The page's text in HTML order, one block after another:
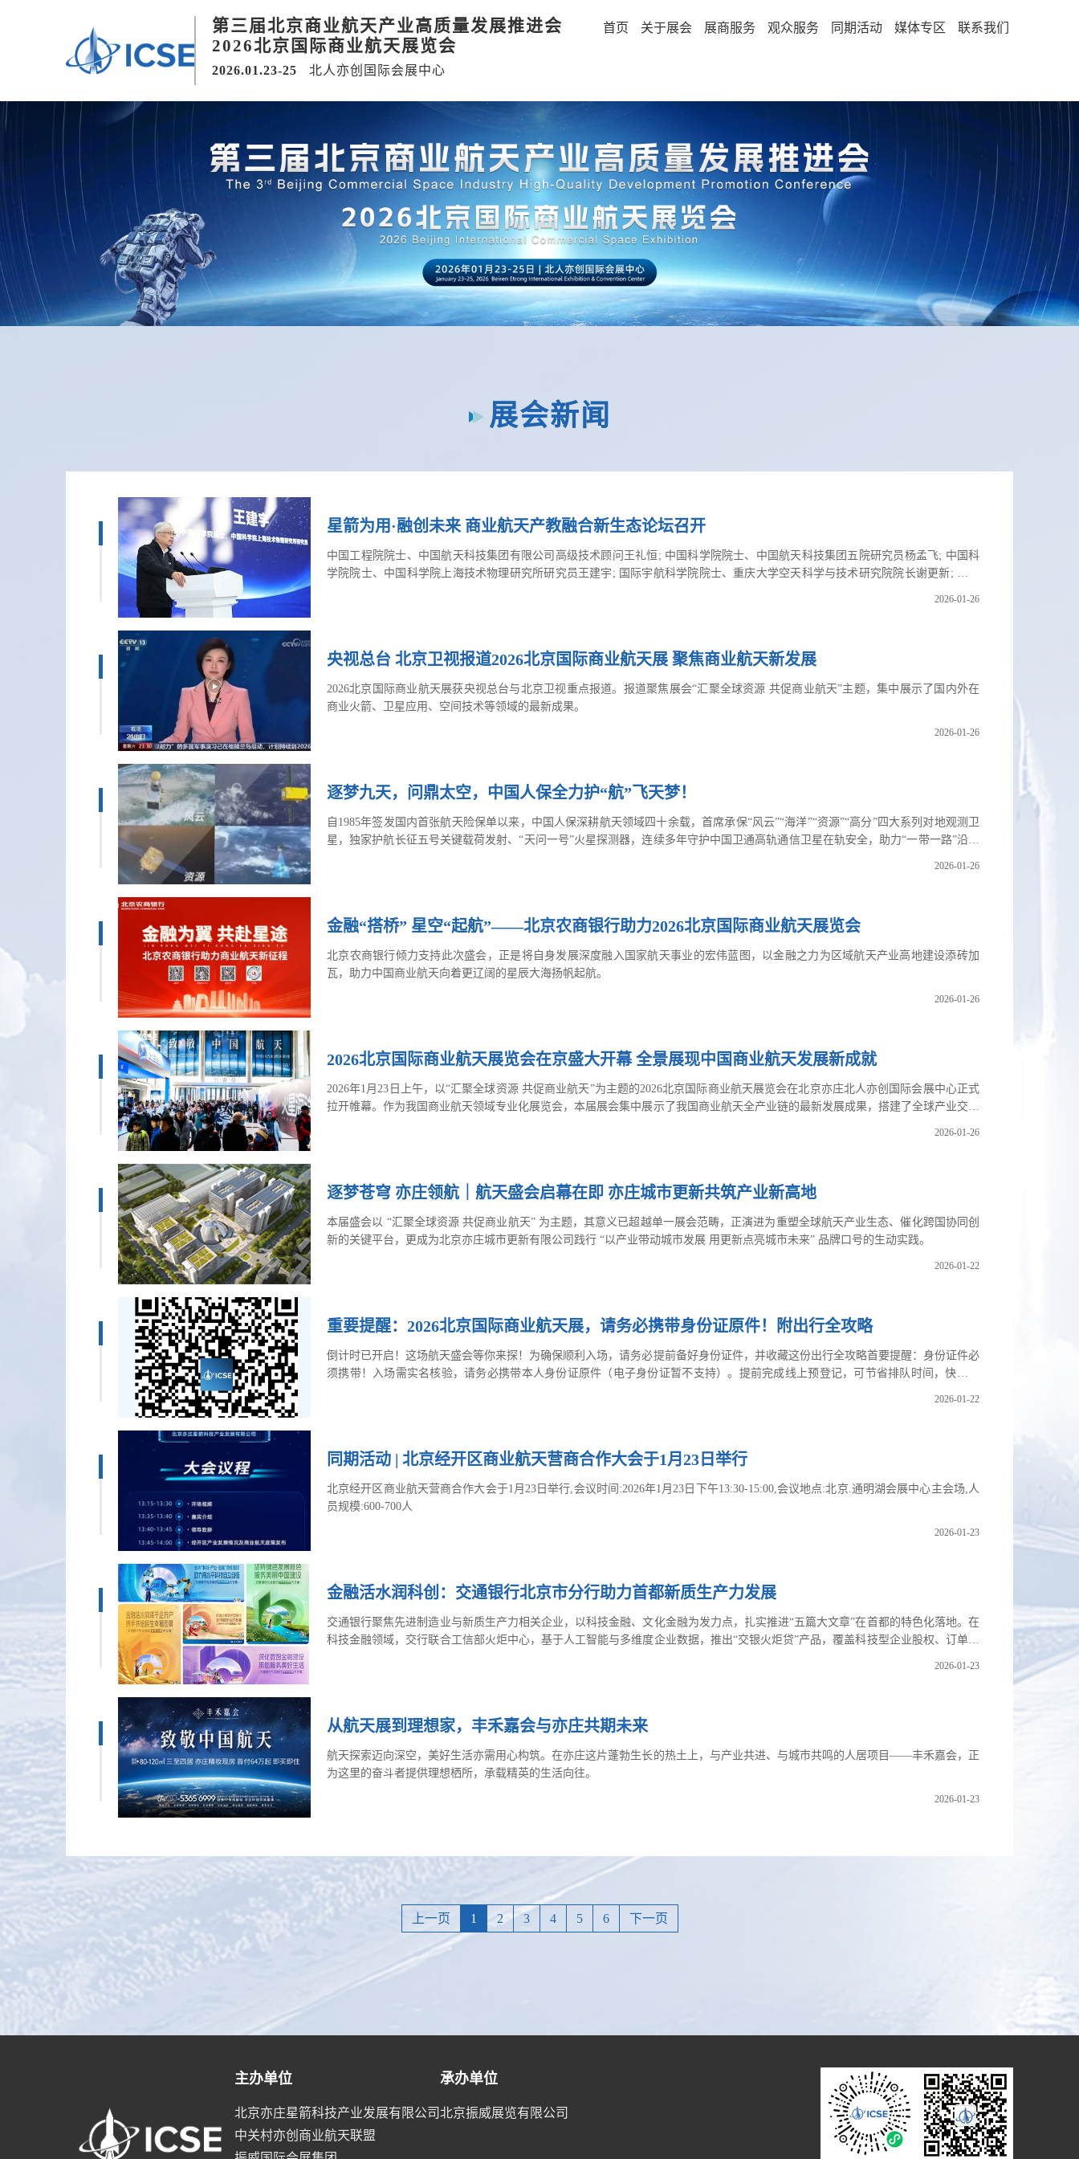
第三届北京商业航天产业高质量发展推进会
2026北京国际商业航天展览会
2026.01.23-25 北人亦创国际会展中心
首页 关于展会 展商服务 观众服务 同期活动 媒体专区 联系我们
展会新闻
星箭为用·融创未来 商业航天产教融合新生态论坛召开
中国工程院院士、中国航天科技集团有限公司高级技术顾问王礼恒; 中国科学院院士、中国航天科技集团五院研究员杨孟飞; 中国科
学院院士、中国科学院上海技术物理研究所研究员王建宇; 国际宇航科学院院士、重庆大学空天科学与技术研究院院长谢更新; 国际
2026-01-26
央视总台 北京卫视报道2026北京国际商业航天展 聚焦商业航天新发展
2026北京国际商业航天展获央视总台与北京卫视重点报道。报道聚焦展会“汇聚全球资源 共促商业航天”主题，集中展示了国内外在
商业火箭、卫星应用、空间技术等领域的最新成果。
2026-01-26
逐梦九天，问鼎太空，中国人保全力护“航”飞天梦！
自1985年签发国内首张航天险保单以来，中国人保深耕航天领域四十余载，首席承保“风云”“海洋”“资源”“高分”四大系列对地观测卫
星，独家护航长征五号关键载荷发射、“天问一号”火星探测器，连续多年守护中国卫通高轨通信卫星在轨安全，助力“一带一路”沿线
2026-01-26
金融“搭桥” 星空“起航”——北京农商银行助力2026北京国际商业航天展览会
北京农商银行倾力支持此次盛会，正是将自身发展深度融入国家航天事业的宏伟蓝图，以金融之力为区域航天产业高地建设添砖加
瓦，助力中国商业航天向着更辽阔的星辰大海扬帆起航。
2026-01-26
2026北京国际商业航天展览会在京盛大开幕 全景展现中国商业航天发展新成就
2026年1月23日上午，以“汇聚全球资源 共促商业航天”为主题的2026北京国际商业航天展览会在北京亦庄北人亦创国际会展中心正式
拉开帷幕。作为我国商业航天领域专业化展览会，本届展会集中展示了我国商业航天全产业链的最新发展成果，搭建了全球产业交流
2026-01-26
逐梦苍穹 亦庄领航｜航天盛会启幕在即 亦庄城市更新共筑产业新高地
本届盛会以 “汇聚全球资源 共促商业航天” 为主题，其意义已超越单一展会范畴，正演进为重塑全球航天产业生态、催化跨国协同创
新的关键平台，更成为北京亦庄城市更新有限公司践行 “以产业带动城市发展 用更新点亮城市未来” 品牌口号的生动实践。
2026-01-22
重要提醒：2026北京国际商业航天展，请务必携带身份证原件！附出行全攻略
倒计时已开启！这场航天盛会等你来探！为确保顺利入场，请务必提前备好身份证件，并收藏这份出行全攻略首要提醒：身份证件必
须携带！入场需实名核验，请务必携带本人身份证原件（电子身份证暂不支持）。提前完成线上预登记，可节省排队时间，快速入
2026-01-22
同期活动 | 北京经开区商业航天营商合作大会于1月23日举行
北京经开区商业航天营商合作大会于1月23日举行,会议时间:2026年1月23日下午13:30-15:00,会议地点:北京.通明湖会展中心主会场,人
员规模:600-700人
2026-01-23
金融活水润科创：交通银行北京市分行助力首都新质生产力发展
交通银行聚焦先进制造业与新质生产力相关企业，以科技金融、文化金融为发力点，扎实推进“五篇大文章”在首都的特色化落地。在
科技金融领域，交行联合工信部火炬中心，基于人工智能与多维度企业数据，推出“交银火炬贷”产品，覆盖科技型企业股权、订单、
2026-01-23
从航天展到理想家，丰禾嘉会与亦庄共期未来
航天探索迈向深空，美好生活亦需用心构筑。在亦庄这片蓬勃生长的热土上，与产业共进、与城市共鸣的人居项目——丰禾嘉会，正
为这里的奋斗者提供理想栖所，承载精英的生活向往。
2026-01-23
上一页 1 2 3 4 5 6 下一页
主办单位
北京亦庄星箭科技产业发展有限公司
中关村亦创商业航天联盟
承办单位
北京振威展览有限公司